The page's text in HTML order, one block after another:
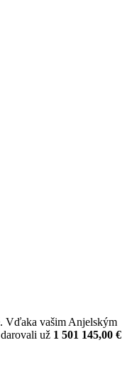
Vďaka vašim Anjelským
už 1 501 145,00 €